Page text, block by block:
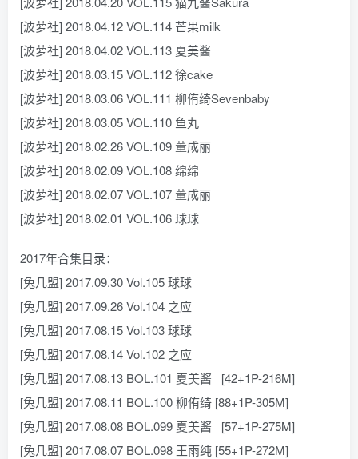
[波萝社] 2018.04.12 VOL.114 芒果milk
[波萝社] 2018.04.02 VOL.113 夏美酱
[波萝社] 2018.03.15 VOL.112 徐cake
[波萝社] 2018.03.06 VOL.111 柳侑绮Sevenbaby
[波萝社] 2018.03.05 VOL.110 鱼丸
[波萝社] 2018.02.26 VOL.109 董成丽
[波萝社] 2018.02.09 VOL.108 绵绵
[波萝社] 2018.02.07 VOL.107 董成丽
[波萝社] 2018.02.01 VOL.106 球球
2017年合集目录：
[兔几盟] 2017.09.30 Vol.105 球球
[兔几盟] 2017.09.26 Vol.104 之应
[兔几盟] 2017.08.15 Vol.103 球球
[兔几盟] 2017.08.14 Vol.102 之应
[兔几盟] 2017.08.13 BOL.101 夏美酱_ [42+1P-216M]
[兔几盟] 2017.08.11 BOL.100 柳侑绮 [88+1P-305M]
[兔几盟] 2017.08.08 BOL.099 夏美酱_ [57+1P-275M]
[兔几盟] 2017.08.07 BOL.098 王雨纯 [55+1P-272M]